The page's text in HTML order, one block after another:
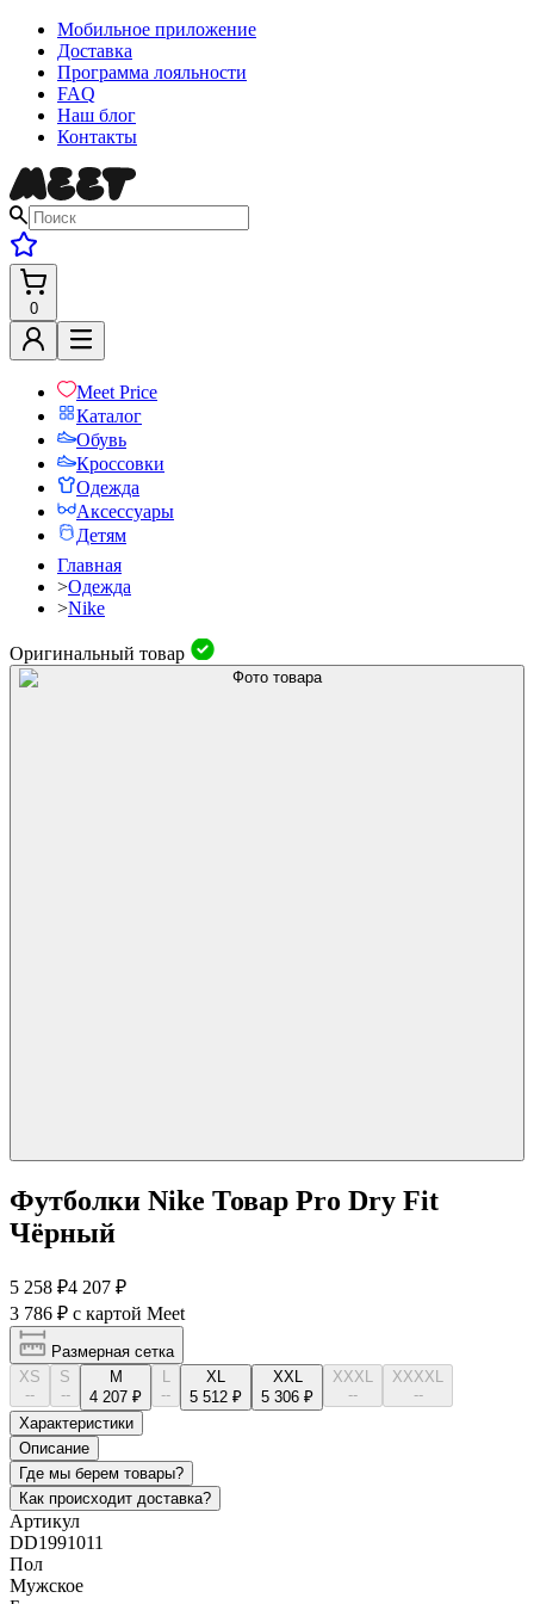
Мобильное приложение
Доставка
Программа лояльности
FAQ
Наш блог
Контакты
0
Meet Price
Каталог
Обувь
Кроссовки
Одежда
Аксессуары
Детям
Главная
>Одежда
>Nike
Оригинальный товар
Футболки Nike Товар Pro Dry Fit
Чёрный
5 258 ₽4 207 ₽
3 786 ₽ с картой Meet
Размерная сетка
XS
--
S
--
M
4 207 ₽
--
XL
5 512 ₽
XXL
5 306 ₽
XXXL
--
XXXXL
--
Характеристики
Описание
Где мы берем товары?
Как происходит доставка?
Артикул
DD1991011
Пол
Мужское